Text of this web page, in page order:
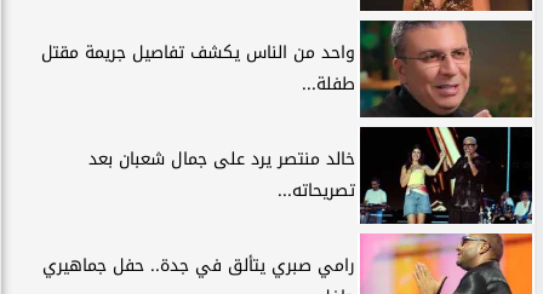
واحد من الناس يكشف تفاصيل جريمة مقتل
طفلة...
خالد منتصر يرد على جمال شعبان بعد
تصريحاته...
رامي صبري يتألق في جدة.. حفل جماهيري